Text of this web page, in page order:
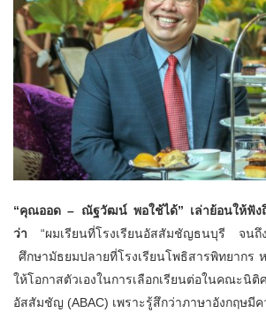
“คุณออด – ณัฐวัฒน์ พอใช้ได้” เล่าย้อนให้ฟัง
ว่า “ผมเรียนที่โรงเรียนอัสสัมชัญธนบุรี จน
ศึกษามัธยมปลายที่โรงเรียนโพธิสารพิทยากร
ให้โอกาสตัวเองในการเลือกเรียนต่อในคณะนิ
อัสสัมชัญ (ABAC) เพราะรู้สึกว่าภาษาอังกฤษมี